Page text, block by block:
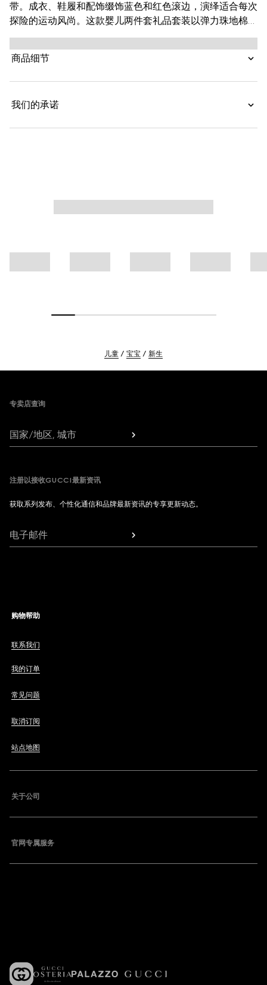
带。成衣、鞋履和配饰缀饰蓝色和红色滚边，演绎适合每次
探险的运动风尚。这款婴儿两件套礼品套装以弹力珠地棉匠
心打造，巧妙缀饰红蓝织带细节，令整个设计更添魅力。
商品细节
我们的承诺
儿童 宝宝 新生
专卖店查询
国家/地区, 城市
注册以接收GUCCI最新资讯
获取系列发布、个性化通信和品牌最新资讯的专享更新动态。
电子邮件
购物帮助
联系我们
我的订单
常见问题
取消订阅
站点地图
关于公司
官网专属服务